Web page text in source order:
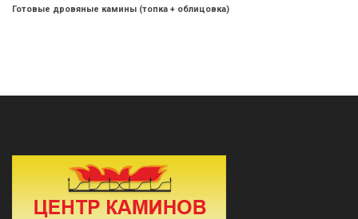
Готовые дровяные камины (топка + облицовка)